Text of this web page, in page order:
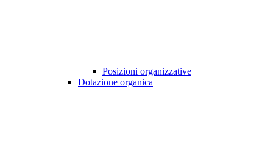
Posizioni organizzative
Dotazione organica